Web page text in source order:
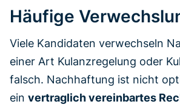
Häufige
Viele Kandidaten verwechseln
einer Art Kulanzregelung oder
falsch. Nachhaftung ist nicht
ein vertraglich vereinbartes